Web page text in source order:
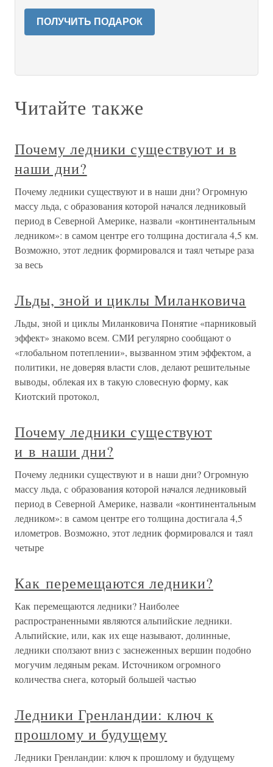
ПОЛУЧИТЬ ПОДАРОК
Читайте также
Почему ледники существуют и в
наши дни?
Почему ледники существуют и в наши дни? Огромную
массу льда, с образования которой начался ледниковый
период в Северной Америке, назвали «континентальным
ледником»: в самом центре его толщина достигала 4,5 км.
Возможно, этот ледник формировался и таял четыре раза
за весь
Льды, зной и циклы Миланковича
Льды, зной и циклы Миланковича Понятие «парниковый
эффект» знакомо всем. СМИ регулярно сообщают о
«глобальном потеплении», вызванном этим эффектом, а
политики, не доверяя власти слов, делают решительные
выводы, облекая их в такую словесную форму, как
Киотский протокол,
Почему ледники существуют
и в наши дни?
Почему ледники существуют и в наши дни? Огромную
массу льда, с образования которой начался ледниковый
период в Северной Америке, назвали «континентальным
ледником»: в самом центре его толщина достигала 4,5
илометров. Возможно, этот ледник формировался и таял
четыре
Как перемещаются ледники?
Как перемещаются ледники? Наиболее
распространенными являются альпийские ледники.
Альпийские, или, как их еще называют, долинные,
ледники сползают вниз с заснеженных вершин подобно
могучим ледяным рекам. Источником огромного
количества снега, который большей частью
Ледники Гренландии: ключ к
прошлому и будущему
Ледники Гренландии: ключ к прошлому и будущему